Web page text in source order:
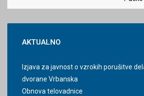
AKTUALNO
Izjava za javnost o vzrokih porušitve
dvorane Vrbanska
Obnova telovadnice